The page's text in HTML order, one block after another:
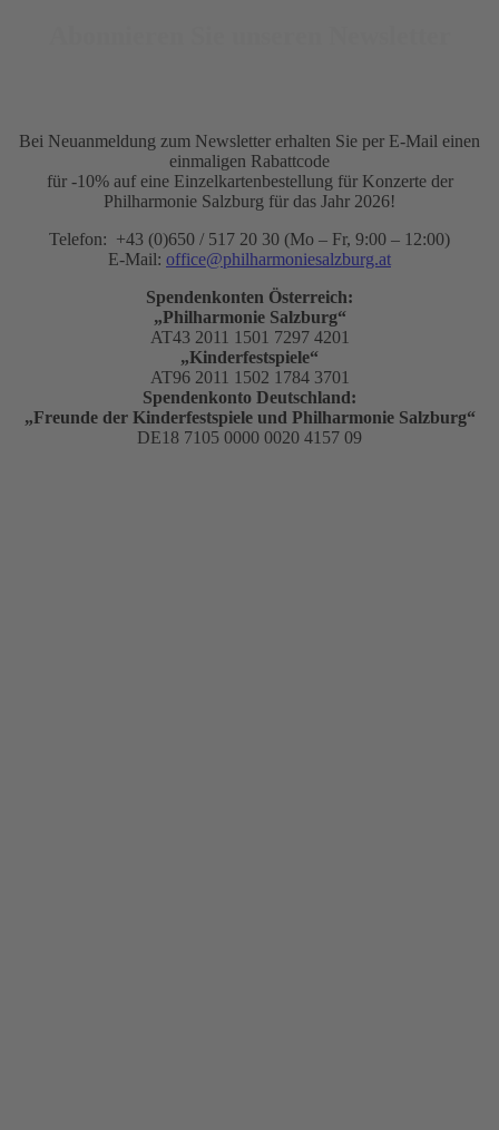
Bei Neuanmeldung zum Newsletter erhalten Sie per E-Mail einen
einmaligen Rabattcode
für -10% auf eine Einzelkartenbestellung für Konzerte der
Philharmonie Salzburg für das Jahr 2026!
Telefon: +43 (0)650 / 517 20 30 (Mo – Fr, 9:00 – 12:00)
E-Mail: office@philharmoniesalzburg.at
Spendenkonten Österreich:
„Philharmonie Salzburg“
AT43 2011 1501 7297 4201
„Kinderfestspiele“
AT96 2011 1502 1784 3701
Spendenkonto Deutschland:
„Freunde der Kinderfestspiele und Philharmonie Salzburg“
DE18 7105 0000 0020 4157 09